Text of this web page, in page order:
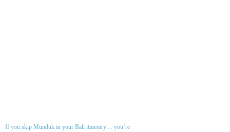
If you skip Munduk in your Bali itinerary… you’re